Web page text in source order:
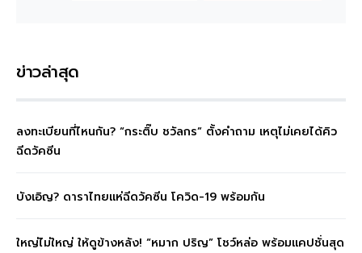
ข่าวล่าสุด
ลงทะเบียนที่ไหนกัน? “กระติ๊บ ชวัลกร” ตั้งคำถาม เหตุไม่เคยได้คิว
ฉีดวัคซีน
บังเอิญ? ดาราไทยแห่ฉีดวัคซีน โควิด-19 พร้อมกัน
ใหญ่ไม่ใหญ่ ให้ดูข้างหลัง! “หมาก ปริญ” โชว์หล่อ พร้อมแคปชั่นสุด